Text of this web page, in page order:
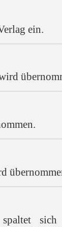
ein.
spaltet